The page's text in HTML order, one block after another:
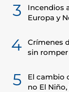
3
Incendios
Europa y
4
Crímenes
sin
5
El cambio
no El